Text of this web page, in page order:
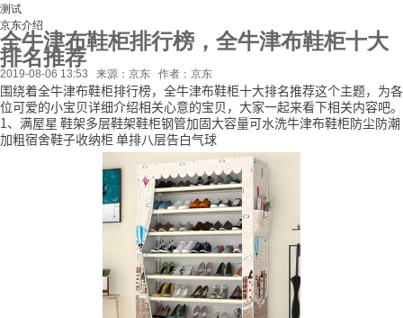
测试
京东介绍
全牛津布鞋柜排行榜，全牛津布鞋柜十大
排名推荐
2019-08-06 13:53 来源：京东 作者：京东
围绕着全牛津布鞋柜排行榜，全牛津布鞋柜十大排名推荐这个主题，为各
位可爱的小宝贝详细介绍相关心意的宝贝，大家一起来看下相关内容吧。
1、满屋星 鞋架多层鞋架鞋柜钢管加固大容量可水洗牛津布鞋柜防尘防潮
加粗宿舍鞋子收纳柜 单排八层告白气球